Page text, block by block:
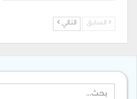
السابق التالي